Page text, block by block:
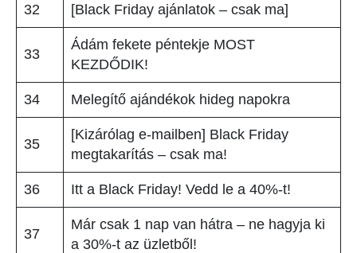
32 [Black Friday ajánlatok – csak ma]
33
Ádám fekete péntekje MOST
KEZDŐDIK!
34 Melegítő ajándékok hideg napokra
35
[Kizárólag e-mailben] Black Friday
megtakarítás – csak ma!
36 Itt a Black Friday! Vedd le a 40%-t!
37
Már csak 1 nap van hátra – ne hagyja ki
a 30%-t az üzletből!